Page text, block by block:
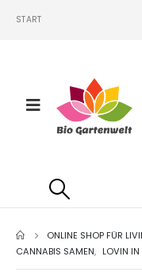
START
ONLINE SHOP FÜR
CANNABIS SAMEN, LOVIN IN